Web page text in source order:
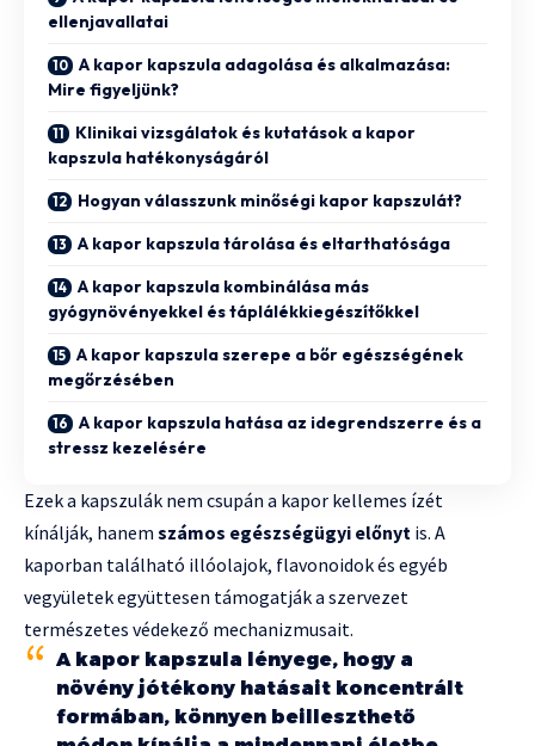
ellenjavallatai
A kapor kapszula adagolása és alkalmazása:
Mire figyeljünk?
Klinikai vizsgálatok és kutatások a kapor
kapszula hatékonyságáról
Hogyan válasszunk minőségi kapor kapszulát?
A kapor kapszula tárolása és eltarthatósága
A kapor kapszula kombinálása más
gyógynövényekkel és táplálékkiegészítőkkel
A kapor kapszula szerepe a bőr egészségének
megőrzésében
A kapor kapszula hatása az idegrendszerre és a
stressz kezelésére
Ezek a kapszulák nem csupán a kapor kellemes ízét
kínálják, hanem számos egészségügyi előnyt is. A
kaporban található illóolajok, flavonoidok és egyéb
vegyületek együttesen támogatják a szervezet
természetes védekező mechanizmusait.
A kapor kapszula lényege, hogy a
növény jótékony hatásait koncentrált
formában, könnyen beilleszthető